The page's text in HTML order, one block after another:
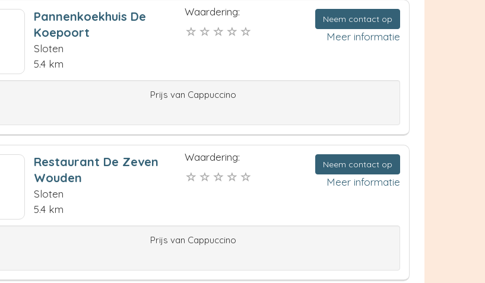
Pannenkoekhuis De
Koepoort
Sloten
5.4 km
Waardering:
Neem contact op
Meer informatie
Prijs van Cappuccino
Restaurant De Zeven
Wouden
Sloten
5.4 km
Waardering:
Neem contact op
Meer informatie
Prijs van Cappuccino